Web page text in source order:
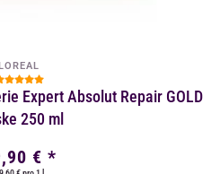
Expert Absolut Repair GOLD
250 ml
€ *